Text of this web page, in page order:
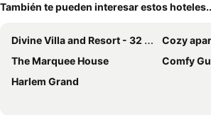
También te pueden interesar estos
Divine Villa and Resort - 32 Evergreen
Cozy apartment with
The Marquee House
Comfy
Harlem Grand